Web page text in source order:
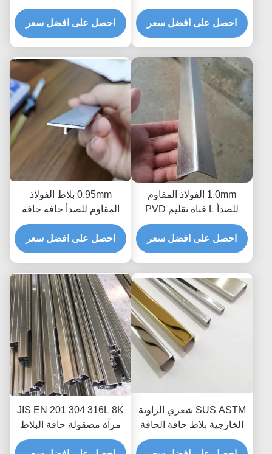
تقليم قطاع لتقسيم البلاط
احصل على افضل سعر
مم بطول 1000 مم مضادة
لبصمات الأصابع
احصل على افضل سعر
1.0mm الفولاذ المقاوم
للصدأ L قناة تقليم PVD
فراغ تصفيح التيتانيوم
احصل على افضل سعر
0.95mm بلاط الفولاذ
المقاوم للصدأ حافة حافة
خط معدني مخصص نحى
صب لحافة كونر المطبخ
احصل على افضل سعر
SUS ASTM شعري الزاوية
الخارجية بلاط حافة الحافة
لتزيين السيراميك
JIS EN 201 304 316L 8K
مرآة مصقولة حافة البلاط
المصقول لحماية حافة